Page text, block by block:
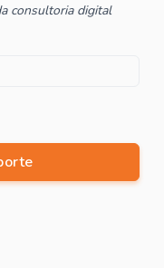
consultoria digital